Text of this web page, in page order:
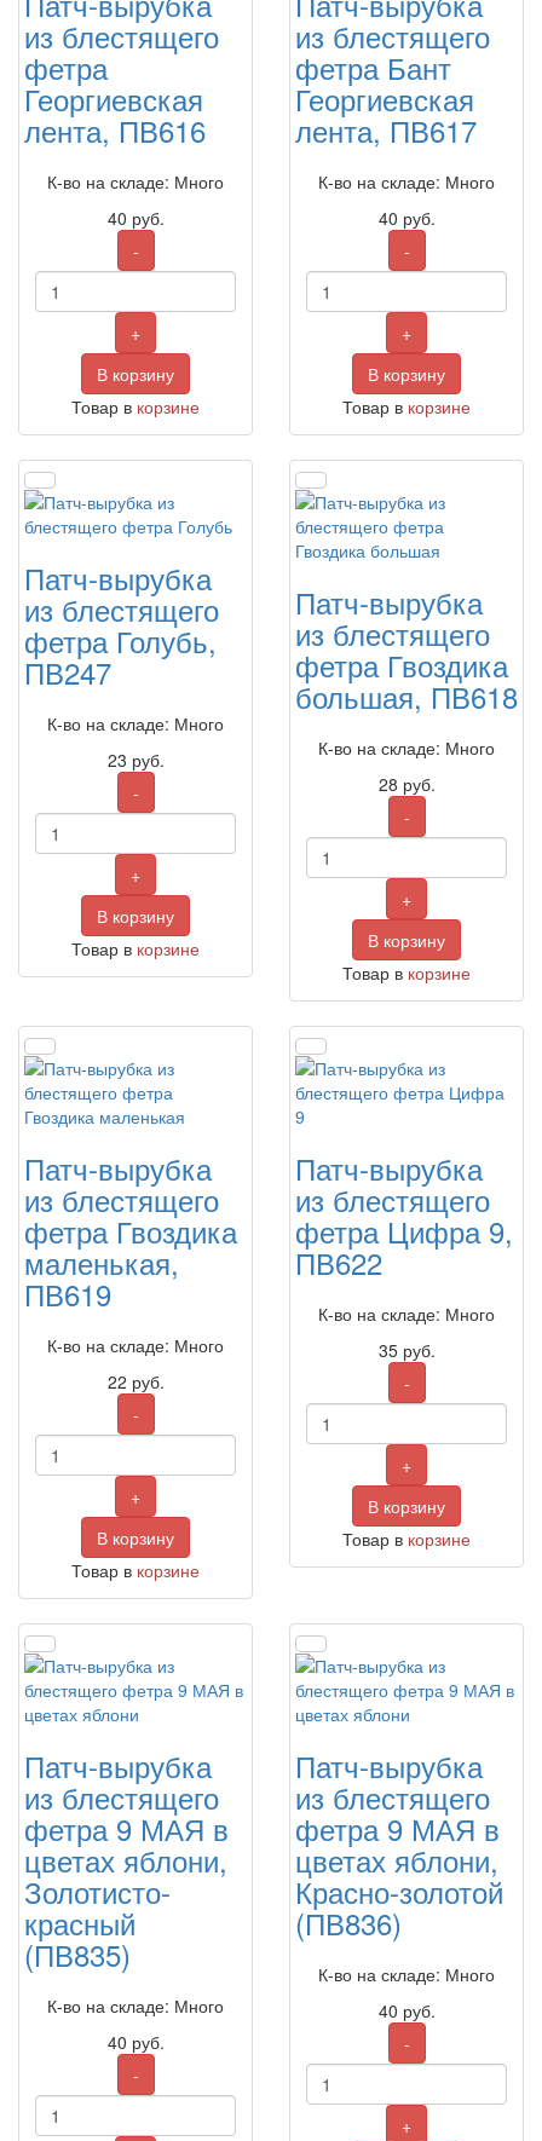
из блестящего
фетра
Георгиевская
лента, ПВ616
К-во на складе: Много
40 руб.
-
+
В корзину
Товар в корзине
из блестящего
фетра Бант
Георгиевская
лента, ПВ617
К-во на складе: Много
40 руб.
-
+
В корзину
Товар в корзине
Патч-вырубка
из блестящего
фетра Голубь,
ПВ247
К-во на складе: Много
23 руб.
-
+
В корзину
Товар в корзине
Патч-вырубка
из блестящего
фетра Гвоздика
большая, ПВ618
К-во на складе: Много
28 руб.
-
+
В корзину
Товар в корзине
Патч-вырубка
из блестящего
фетра Гвоздика
маленькая,
ПВ619
К-во на складе: Много
22 руб.
-
+
В корзину
Товар в корзине
Патч-вырубка
из блестящего
фетра Цифра 9,
ПВ622
К-во на складе: Много
35 руб.
-
+
В корзину
Товар в корзине
Патч-вырубка
из блестящего
фетра 9 МАЯ в
цветах яблони,
Золотисто-
красный
(ПВ835)
К-во на складе: Много
40 руб.
-
Патч-вырубка
из блестящего
фетра 9 МАЯ в
цветах яблони,
Красно-золотой
(ПВ836)
К-во на складе: Много
40 руб.
-
+